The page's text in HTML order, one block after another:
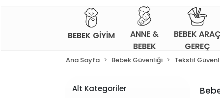
BEBEK GİYİM
ANNE &
BEBEK
BEBEK ARAÇ
GEREÇ
Ana Sayfa Bebek Güvenliği Tekstil
Alt Kategoriler